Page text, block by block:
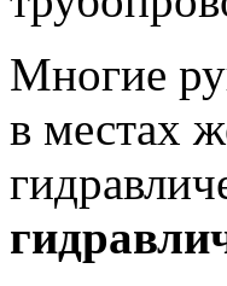
Многие
в местах